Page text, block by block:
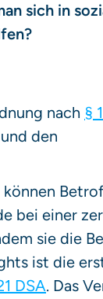
sich in
nach §
den
bei einer
sie die
ist die
DSA. Das